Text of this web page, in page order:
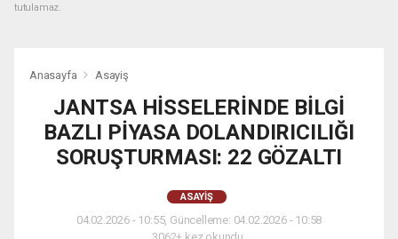
tutulamaz.
Anasayfa Asayiş
JANTSA HİSSELERİNDE BİLGİ
BAZLI PİYASA DOLANDIRICILIĞI
SORUŞTURMASI: 22 GÖZALTI
ASAYIŞ
04.02.2026 - 10:55, Güncelleme: 04.02.2026 - 10:58